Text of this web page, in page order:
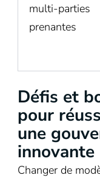
multi-parties
prenantes
Défis et
pour
une
innovante
Changer de